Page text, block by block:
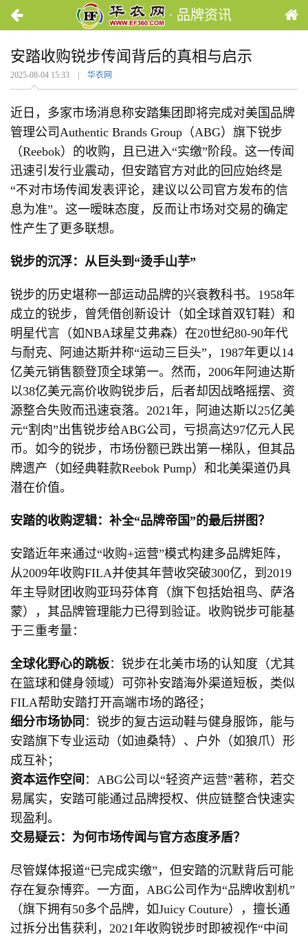
· 品牌资讯
安踏收购锐步传闻背后的真相与启示
2025-08-04 15:33 | 华衣网
近日，多家市场消息称安踏集团即将完成对美国品牌
管理公司Authentic Brands Group（ABG）旗下锐步
（Reebok）的收购，且已进入“实缴”阶段。这一传闻
迅速引发行业震动，但安踏官方对此的回应始终是
“不对市场传闻发表评论，建议以公司官方发布的信
息为准”。这一暧昧态度，反而让市场对交易的确定
性产生了更多联想。
锐步的沉浮：从巨头到“烫手山芋”
锐步的历史堪称一部运动品牌的兴衰教科书。1958年
成立的锐步，曾凭借创新设计（如全球首双钉鞋）和
明星代言（如NBA球星艾弗森）在20世纪80-90年代
与耐克、阿迪达斯并称“运动三巨头”，1987年更以14
亿美元销售额登顶全球第一。然而，2006年阿迪达斯
以38亿美元高价收购锐步后，后者却因战略摇摆、资
源整合失败而迅速衰落。2021年，阿迪达斯以25亿美
元“割肉”出售锐步给ABG公司，亏损高达97亿元人民
币。如今的锐步，市场份额已跌出第一梯队，但其品
牌遗产（如经典鞋款Reebok Pump）和北美渠道仍具
潜在价值。
安踏的收购逻辑：补全“品牌帝国”的最后拼图？
安踏近年来通过“收购+运营”模式构建多品牌矩阵，
从2009年收购FILA并使其年营收突破300亿，到2019
年主导财团收购亚玛芬体育（旗下包括始祖鸟、萨洛
蒙），其品牌管理能力已得到验证。收购锐步可能基
于三重考量：
全球化野心的跳板：锐步在北美市场的认知度（尤其
在篮球和健身领域）可弥补安踏海外渠道短板，类似
FILA帮助安踏打开高端市场的路径；
细分市场协同 ：锐步的复古运动鞋与健身服饰，能与
安踏旗下专业运动（如迪桑特）、户外（如狼爪）形
成互补；
资本运作空间 ：ABG公司以“轻资产运营”著称，若交
易属实，安踏可能通过品牌授权、供应链整合快速实
现盈利。
交易疑云：为何市场传闻与官方态度矛盾？
尽管媒体报道“已完成实缴”，但安踏的沉默背后可能
存在复杂博弈。一方面，ABG公司作为“品牌收割机”
（旗下拥有50多个品牌，如Juicy Couture），擅长通
过拆分出售获利，2021年收购锐步时即被视作“中间